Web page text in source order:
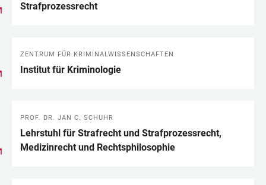
Strafprozessrecht
ZENTRUM FÜR KRIMINALWISSENSCHAFTEN
Institut für Kriminologie
PROF. DR. JAN C. SCHUHR
Lehrstuhl für Strafrecht und Strafprozessrecht,
Medizinrecht und Rechtsphilosophie